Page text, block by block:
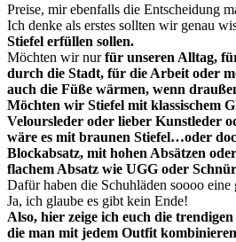
Preise, mir ebenfalls die Entscheidung
Ich denke als erstes sollten wir genau
Stiefel erfüllen sollen.
Möchten wir nurfür unseren Alltag,
durch die Stadt, für die Arbeit oder
auch die Füße wärmen, wenn
Möchten wir Stiefel mit klassischem
Veloursleder oder lieber Kunstleder
wäre es mit braunen Stiefel…oder
Blockabsatz, mit hohen Absätzen
flachem Absatz wie UGG oder
Dafür haben die Schuhläden soooo
Ja, ich glaube es gibt kein Ende!
Also, hier zeige ich euch die
die man mit jedem Outfit